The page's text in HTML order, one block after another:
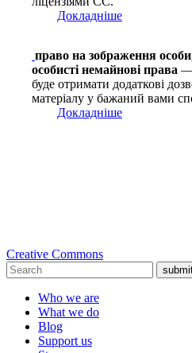
Докладніше
право на зображення
особисті немайнові права —
буде отримати додаткові
матеріалу у бажаний вами
Докладніше
Creative Commons
Who we are
What we do
Blog
Support us